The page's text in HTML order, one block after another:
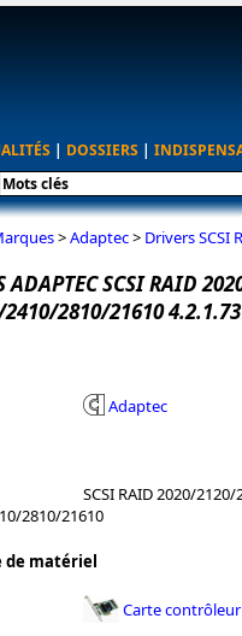
| DOSSIERS |
>Adaptec> Drivers SCSI
ADAPTEC SCSI RAID
2810/21610
Adaptec
SCSI RAID 2020/2120/
2810/21610
de matériel
Carte contrôleur